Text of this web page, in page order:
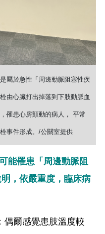
屬於急性「周邊動脈阻塞性疾
由心臟打出掉落到下肢動脈血
罹患心房顫動的病人， 平常
事件形成。/公關室提供
能罹患「周邊動脈阻
，依嚴重度，臨床病
爾感覺患肢溫度較